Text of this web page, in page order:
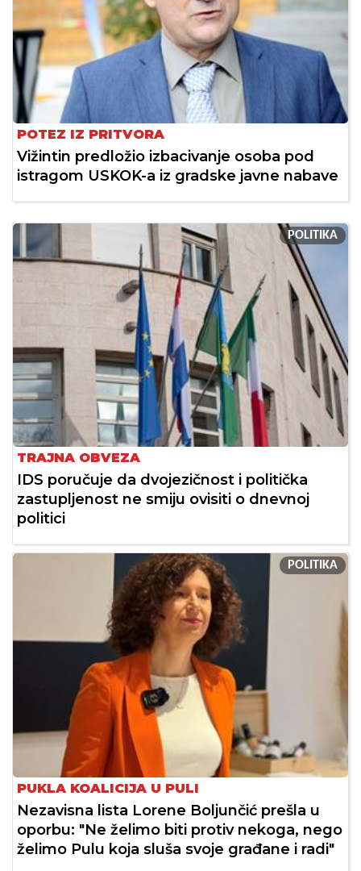
POTEZ IZ PRITVORA
Vižintin predložio izbacivanje osoba pod
istragom USKOK-a iz gradske javne nabave
POLITIKA
TRAJNA OBVEZA
IDS poručuje da dvojezičnost i politička
zastupljenost ne smiju ovisiti o dnevnoj
politici
POLITIKA
PUKLA KOALICIJA U PULI
Nezavisna lista Lorene Boljunčić prešla u
oporbu: "Ne želimo biti protiv nekoga, nego
želimo Pulu koja sluša svoje građane i radi"